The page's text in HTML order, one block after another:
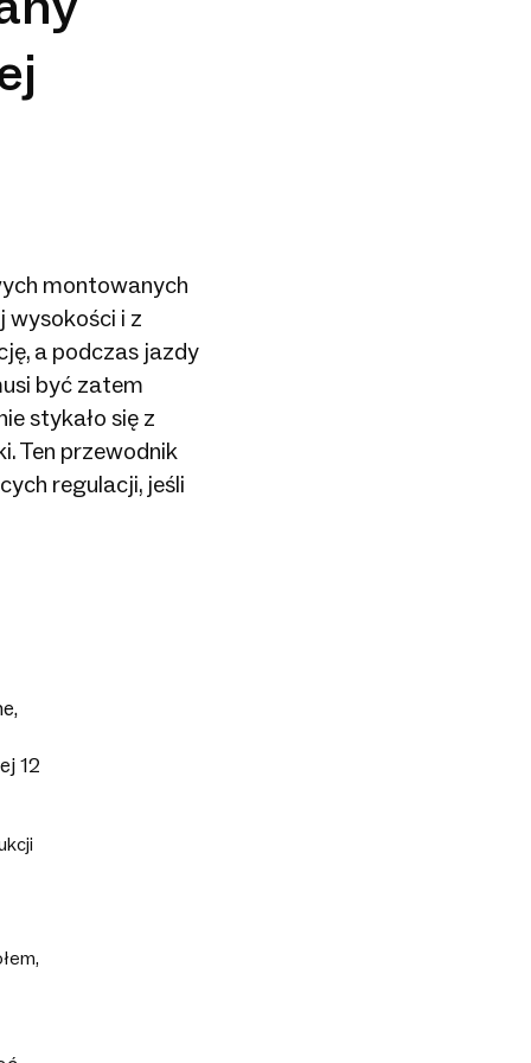
montowanych
wysokości i z
a podczas jazdy
być zatem
stykało się z
Ten przewodnik
regulacji, jeśli
12